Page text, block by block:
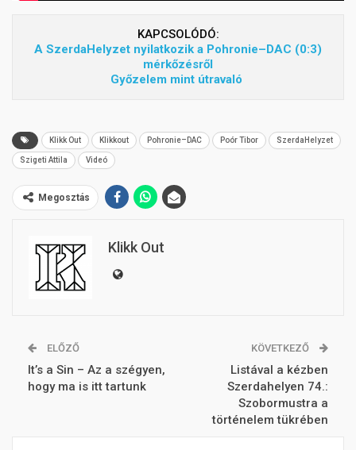
KAPCSOLÓDÓ:
A SzerdaHelyzet nyilatkozik a Pohronie–DAC (0:3)
mérkőzésről
Győzelem mint útravaló
Klikk Out Klikkout Pohronie–DAC Poór Tibor SzerdaHelyzet
Szigeti Attila Videó
Megosztás
Klikk Out
ELŐZŐ
It’s a Sin – Az a szégyen,
hogy ma is itt tartunk
KÖVETKEZŐ
Listával a kézben
Szerdahelyen 74.:
Szobormustra a
történelem tükrében